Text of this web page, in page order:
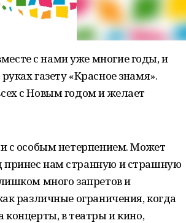
с нами уже многие годы, и
газету «Красное знамя».
с Новым годом и желает
с особым нетерпением. Может
нам странную и страшную
много запретов и
различные ограничения, когда
концерты, в театры и кино,